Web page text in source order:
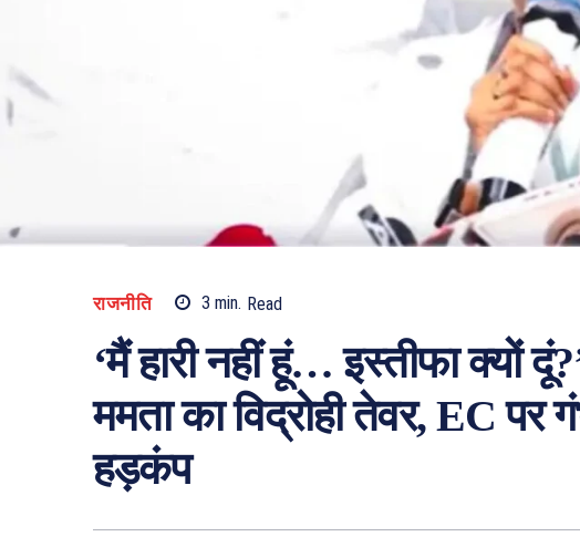
राजनीति 3 min. Read
‘मैं हारी नहीं हूं… इस्तीफा क्यों
ममता का विद्रोही तेवर, EC पर
हड़कंप